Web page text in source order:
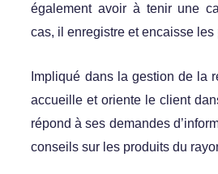
également avoir à tenir une
cas, il enregistre et encaisse les
Impliqué dans la gestion de la
accueille et oriente le client
répond à ses demandes
conseils sur les produits du